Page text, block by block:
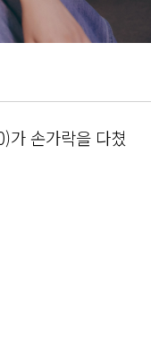
가 손가락을 다쳤